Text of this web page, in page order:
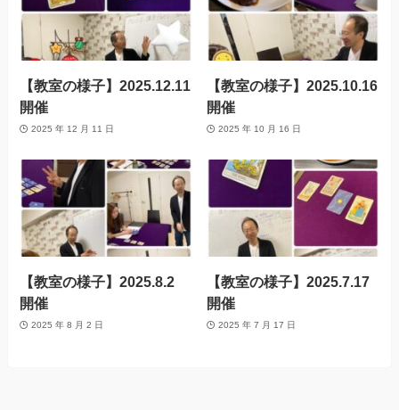
【教室の様子】2025.12.11
開催
2025 年 12 月 11 日
【教室の様子】2025.10.16
開催
2025 年 10 月 16 日
【教室の様子】2025.8.2
開催
2025 年 8 月 2 日
【教室の様子】2025.7.17
開催
2025 年 7 月 17 日